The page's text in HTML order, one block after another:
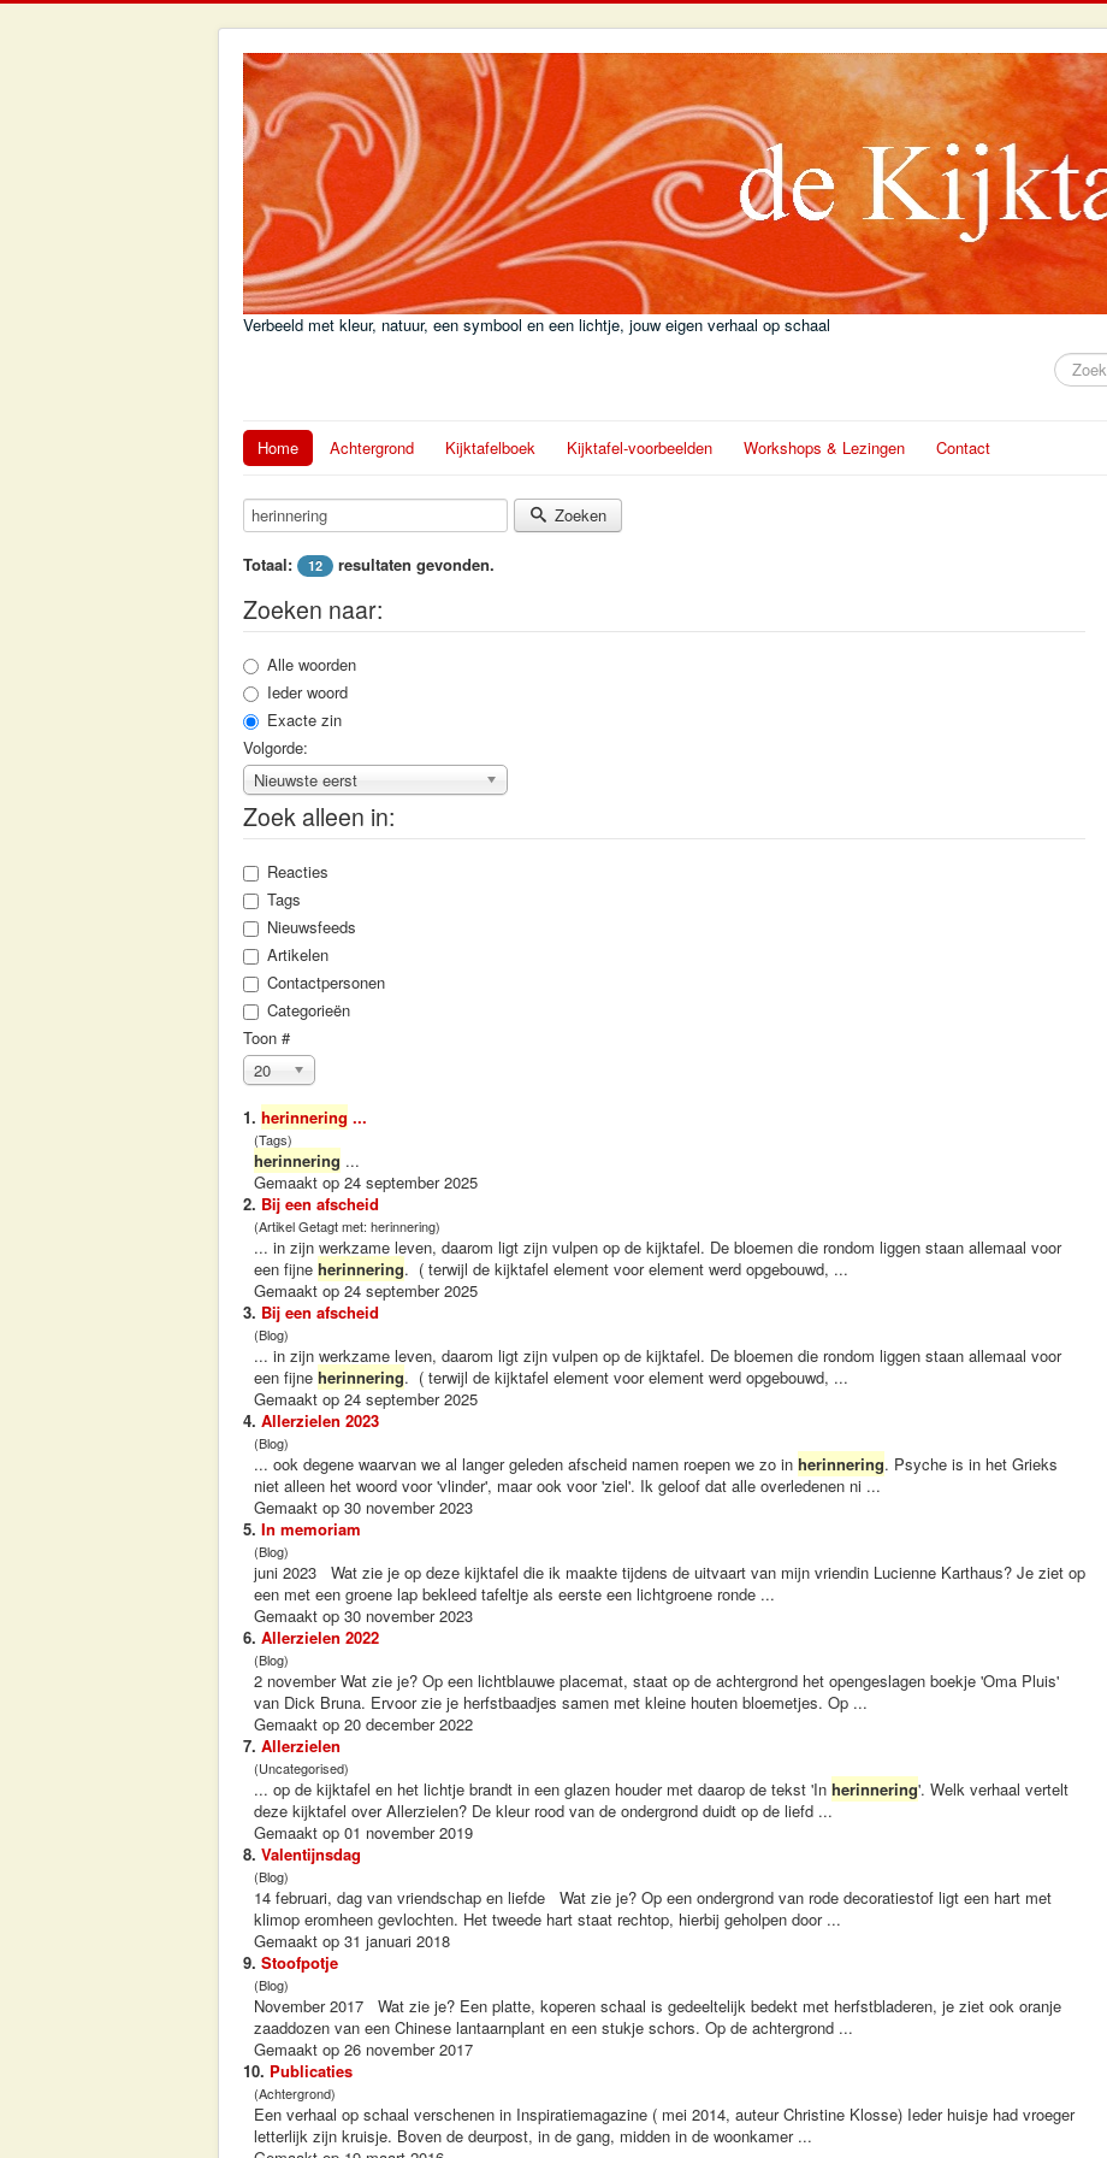
Verbeeld met kleur, natuur, een symbool en een lichtje, jouw eigen verhaal op schaal
Zoeken
Home Achtergrond Kijktafelboek Kijktafel-voorbeelden Workshops & Lezingen Contact
Zoekterm: Zoeken
Totaal: 12 resultaten gevonden.
Zoeken naar:
Alle woorden
Ieder woord
Exacte zin
Volgorde:
Nieuwste eerst
Zoek alleen in:
Reacties
Tags
Nieuwsfeeds
Artikelen
Contactpersonen
Categorieën
Toon #
20
1. herinnering ...
(Tags)
herinnering ...
Gemaakt op 24 september 2025
2. Bij een afscheid
(Artikel Getagt met: herinnering)
... in zijn werkzame leven, daarom ligt zijn vulpen op de kijktafel. De bloemen die rondom liggen staan allemaal voor
een fijne herinnering. ( terwijl de kijktafel element voor element werd opgebouwd, ...
Gemaakt op 24 september 2025
3. Bij een afscheid
(Blog)
... in zijn werkzame leven, daarom ligt zijn vulpen op de kijktafel. De bloemen die rondom liggen staan allemaal voor
een fijne herinnering. ( terwijl de kijktafel element voor element werd opgebouwd, ...
Gemaakt op 24 september 2025
4. Allerzielen 2023
(Blog)
... ook degene waarvan we al langer geleden afscheid namen roepen we zo in herinnering. Psyche is in het Grieks
niet alleen het woord voor 'vlinder', maar ook voor 'ziel'. Ik geloof dat alle overledenen ni ...
Gemaakt op 30 november 2023
5. In memoriam
(Blog)
juni 2023 Wat zie je op deze kijktafel die ik maakte tijdens de uitvaart van mijn vriendin Lucienne Karthaus? Je ziet op
een met een groene lap bekleed tafeltje als eerste een lichtgroene ronde ...
Gemaakt op 30 november 2023
6. Allerzielen 2022
(Blog)
2 november Wat zie je? Op een lichtblauwe placemat, staat op de achtergrond het opengeslagen boekje 'Oma Pluis'
van Dick Bruna. Ervoor zie je herfstbaadjes samen met kleine houten bloemetjes. Op ...
Gemaakt op 20 december 2022
7. Allerzielen
(Uncategorised)
... op de kijktafel en het lichtje brandt in een glazen houder met daarop de tekst 'In herinnering'. Welk verhaal vertelt
deze kijktafel over Allerzielen? De kleur rood van de ondergrond duidt op de liefd ...
Gemaakt op 01 november 2019
8. Valentijnsdag
(Blog)
14 februari, dag van vriendschap en liefde Wat zie je? Op een ondergrond van rode decoratiestof ligt een hart met
klimop eromheen gevlochten. Het tweede hart staat rechtop, hierbij geholpen door ...
Gemaakt op 31 januari 2018
9. Stoofpotje
(Blog)
November 2017 Wat zie je? Een platte, koperen schaal is gedeeltelijk bedekt met herfstbladeren, je ziet ook oranje
zaaddozen van een Chinese lantaarnplant en een stukje schors. Op de achtergrond ...
Gemaakt op 26 november 2017
10. Publicaties
(Achtergrond)
Een verhaal op schaal verschenen in Inspiratiemagazine ( mei 2014, auteur Christine Klosse) Ieder huisje had vroeger
letterlijk zijn kruisje. Boven de deurpost, in de gang, midden in de woonkamer ...